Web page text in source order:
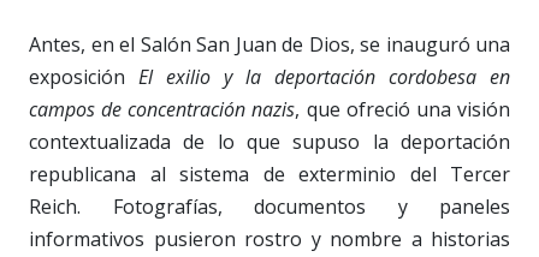
Antes, en el Salón San Juan de Dios, se inauguró una
exposición El exilio y la deportación cordobesa en
campos de concentración nazis, que ofreció una visión
contextualizada de lo que supuso la deportación
republicana al sistema de exterminio del Tercer
Reich. Fotografías, documentos y paneles
informativos pusieron rostro y nombre a historias